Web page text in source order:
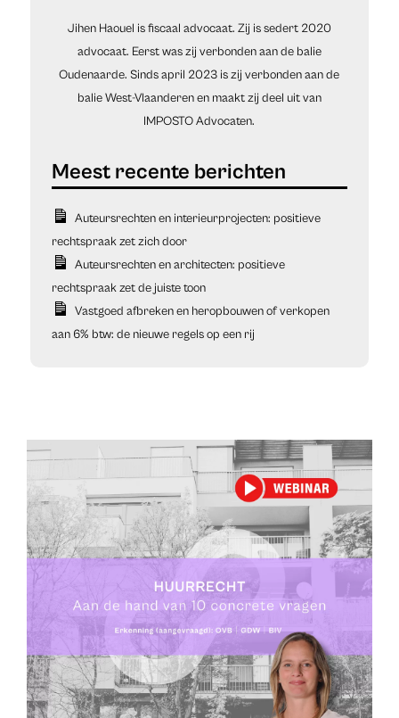
Jihen Haouel is fiscaal advocaat. Zij is sedert 2020
advocaat. Eerst was zij verbonden aan de balie
Oudenaarde. Sinds april 2023 is zij verbonden aan de
balie West-Vlaanderen en maakt zij deel uit van
IMPOSTO Advocaten.
Auteursrechten en interieurprojecten: positieve
rechtspraak zet zich door
Auteursrechten en architecten: positieve
rechtspraak zet de juiste toon
Vastgoed afbreken en heropbouwen of verkopen
aan 6% btw: de nieuwe regels op een rij